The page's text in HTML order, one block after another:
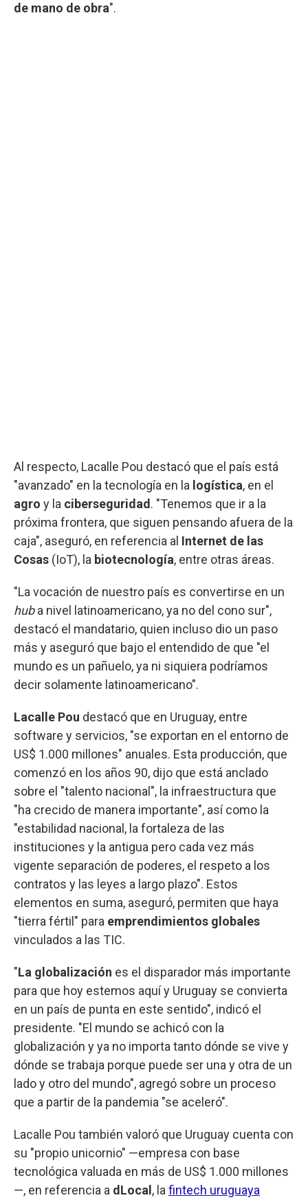
de mano de obra".
Al respecto, Lacalle Pou destacó que el país está
"avanzado" en la tecnología en la logística, en el
agro y la ciberseguridad . "Tenemos que ir a la
próxima frontera, que siguen pensando afuera de la
caja", aseguró, en referencia al Internet de las
Cosas (IoT), la biotecnología, entre otras áreas.
"La vocación de nuestro país es convertirse en un
huba nivel latinoamericano, ya no del cono sur",
destacó el mandatario, quien incluso dio un paso
más y aseguró que bajo el entendido de que "el
mundo es un pañuelo, ya ni siquiera podríamos
decir solamente latinoamericano".
Lacalle Pou destacó que en Uruguay, entre
software y servicios, "se exportan en el entorno de
US$ 1.000 millones" anuales. Esta producción, que
comenzó en los años 90, dijo que está anclado
sobre el "talento nacional", la infraestructura que
"ha crecido de manera importante", así como la
"estabilidad nacional, la fortaleza de las
instituciones y la antigua pero cada vez más
vigente separación de poderes, el respeto a los
contratos y las leyes a largo plazo". Estos
elementos en suma, aseguró, permiten que haya
"tierra fértil" para emprendimientos globales
vinculados a las TIC.
"La globalización es el disparador más importante
para que hoy estemos aquí y Uruguay se convierta
en un país de punta en este sentido", indicó el
presidente. "El mundo se achicó con la
globalización y ya no importa tanto dónde se vive y
dónde se trabaja porque puede ser una y otra de un
lado y otro del mundo", agregó sobre un proceso
que a partir de la pandemia "se aceleró".
Lacalle Pou también valoró que Uruguay cuenta con
su "propio unicornio" —empresa con base
tecnológica valuada en más de US$ 1.000 millones
—, en referencia a dLocal , la fintech uruguaya